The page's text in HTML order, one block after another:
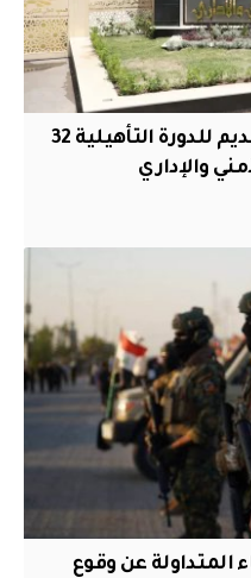
الداخلية تعلن فتح باب التقديم للدورة التأهيلية 32
والإداري
المتداولة عن وقوع